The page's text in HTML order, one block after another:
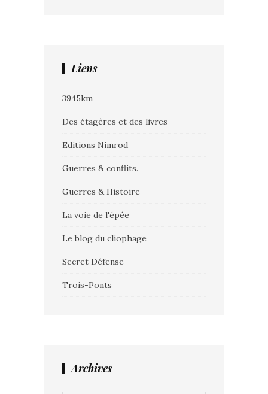
Liens
3945km
Des étagères et des livres
Editions Nimrod
Guerres & conflits.
Guerres & Histoire
La voie de l'épée
Le blog du cliophage
Secret Défense
Trois-Ponts
Archives